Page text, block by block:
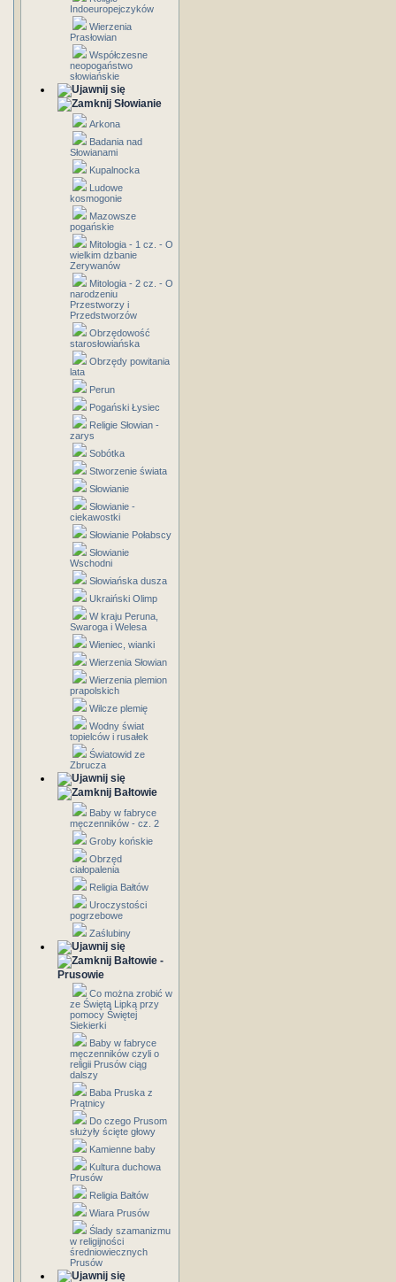
Indoeuropejczyków
Wierzenia
Prasłowian
Współczesne
neopogaństwo
słowiańskie
Słowianie
Arkona
Badania nad
Słowianami
Kupalnocka
Ludowe
kosmogonie
Mazowsze
pogańskie
Mitologia - 1 cz. - O
wielkim dzbanie
Zerywanów
Mitologia - 2 cz. - O
narodzeniu
Przestworzy i
Przedstworzów
Obrzędowość
starosłowiańska
Obrzędy powitania
lata
Perun
Pogański Łysiec
Religie Słowian -
zarys
Sobótka
Stworzenie świata
Słowianie
Słowianie -
ciekawostki
Słowianie Połabscy
Słowianie
Wschodni
Słowiańska dusza
Ukraiński Olimp
W kraju Peruna,
Swaroga i Welesa
Wieniec, wianki
Wierzenia Słowian
Wierzenia plemion
prapolskich
Wilcze plemię
Wodny świat
topielców i rusałek
Światowid ze
Zbrucza
Bałtowie
Baby w fabryce
męczenników - cz. 2
Groby końskie
Obrzęd
ciałopalenia
Religia Bałtów
Uroczystości
pogrzebowe
Zaślubiny
Bałtowie -
Prusowie
Co można zrobić w
ze Świętą Lipką przy
pomocy Świętej
Siekierki
Baby w fabryce
męczenników czyli o
religii Prusów ciąg
dalszy
Baba Pruska z
Prątnicy
Do czego Prusom
służyły ścięte głowy
Kamienne baby
Kultura duchowa
Prusów
Religia Bałtów
Wiara Prusów
Ślady szamanizmu
w religijności
średniowiecznych
Prusów